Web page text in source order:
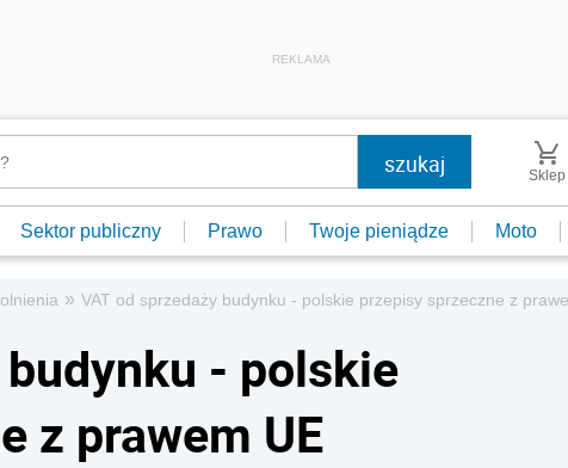
REKLAMA
Sklep
Sektor publiczny Prawo Twoje pieniądze Moto
» VAT od sprzedaży budynku - polskie przepisy sprzeczne z
- polskie
z prawem UE